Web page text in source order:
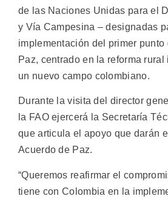
de las Naciones Unidas para el
y Vía Campesina – designadas
implementación del primer punto
Paz, centrado en la reforma
un nuevo campo colombiano.
Durante la visita del director
la FAO ejercerá la Secretaría
que articula el apoyo que darán
Acuerdo de Paz.
“Queremos reafirmar el
tiene con Colombia en la